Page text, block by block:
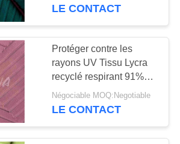
de
de bain
105
LE CONTACT
Protéger contre les
rayons UV Tissu Lycra
recyclé respirant 91%
Nylon pour vêtements
Négociable MOQ:Negotiable
LE CONTACT